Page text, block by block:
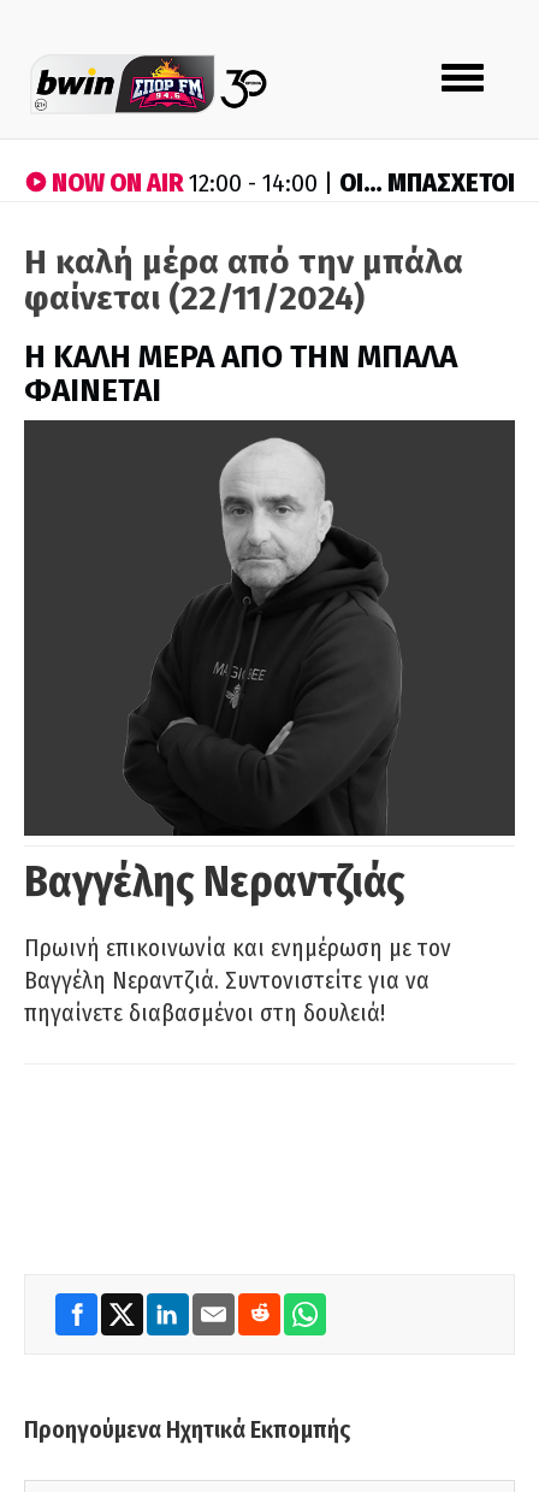
Toggle
navigation
NOW ON AIR12:00 - 14:00 | ΟΙ… ΜΠΑΣΧΕΤΟΙ
Η καλή μέρα από την μπάλα
φαίνεται (22/11/2024)
H ΚΑΛΗ ΜΕΡΑ ΑΠΟ ΤΗΝ ΜΠΑΛΑ
ΦΑΙΝΕΤΑΙ
Βαγγέλης Νεραντζιάς
Πρωινή επικοινωνία και ενημέρωση με τον
Βαγγέλη Νεραντζιά. Συντονιστείτε για να
πηγαίνετε διαβασμένοι στη δουλειά!
Προηγούμενα Ηχητικά Εκπομπής